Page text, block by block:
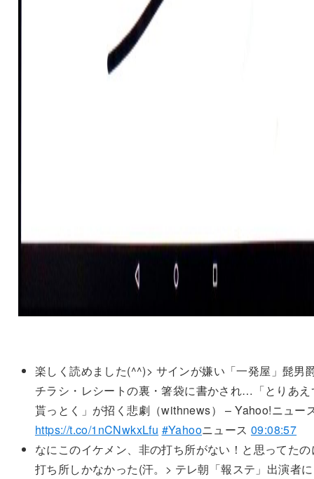
楽しく読めました(^^)> サインが嫌い「一発屋」髭
チラシ・レシートの裏・箸袋に書かされ…「とりあえ
貰っとく」が招く悲劇（withnews） – Yahoo!ニュー
https://t.co/1nCNwkxLfu #Yahooニュース 09:08:57
なにこのイケメン、非の打ち所がない！と思ってたの
打ち所しかなかった(汗。> テレ朝「報ステ」出演者に